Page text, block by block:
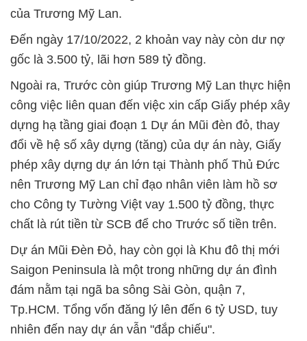
của Trương Mỹ Lan.
Đến ngày 17/10/2022, 2 khoản vay này còn dư nợ
gốc là 3.500 tỷ, lãi hơn 589 tỷ đồng.
Ngoài ra, Trước còn giúp Trương Mỹ Lan thực hiện
công việc liên quan đến việc xin cấp Giấy phép xây
dựng hạ tầng giai đoạn 1 Dự án Mũi đèn đỏ, thay
đổi về hệ số xây dựng (tăng) của dự án này, Giấy
phép xây dựng dự án lớn tại Thành phố Thủ Đức
nên Trương Mỹ Lan chỉ đạo nhân viên làm hồ sơ
cho Công ty Tường Việt vay 1.500 tỷ đồng, thực
chất là rút tiền từ SCB để cho Trước số tiền trên.
Dự án Mũi Đèn Đỏ, hay còn gọi là Khu đô thị mới
Saigon Peninsula là một trong những dự án đình
đám nằm tại ngã ba sông Sài Gòn, quận 7,
Tp.HCM. Tổng vốn đăng lý lên đến 6 tỷ USD, tuy
nhiên đến nay dự án vẫn "đắp chiếu".